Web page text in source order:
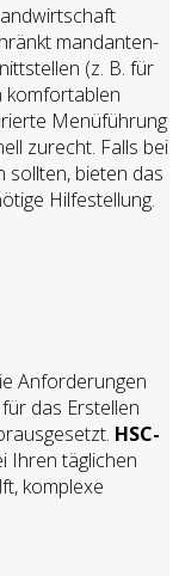
mandanten-
(z. B. für
komfortablen
Menüführung
zurecht. Falls bei
sollten, bieten das
Hilfestellung.
Anforderungen
das Erstellen
HSC-
Ihren täglichen
komplexe